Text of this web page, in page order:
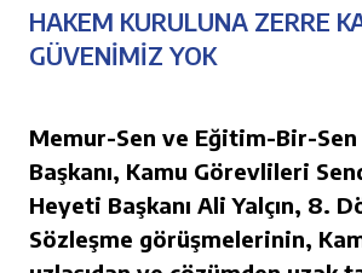
HAKEM KURULUNA ZERRE
GÜVENİMİZ YOK
Memur-Sen ve Eğitim-Bir-Sen
Başkanı, Kamu Görevlileri
Heyeti Başkanı Ali Yalçın, 8.
Sözleşme görüşmelerinin,